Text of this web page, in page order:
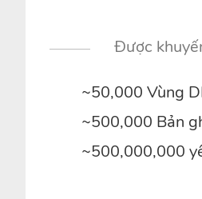
Được
~50,000 Vùng
~500,000 Bản
~500,000,000